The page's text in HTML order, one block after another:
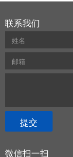
联系我们
微信扫一扫